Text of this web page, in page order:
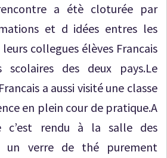
a étè cloturée par
et d idées entres les
collegues élèves Francais
scolaires des deux pays.Le
a aussi visité une classe
en plein cour de pratique.A
rendu à la salle des
un verre de thé purement